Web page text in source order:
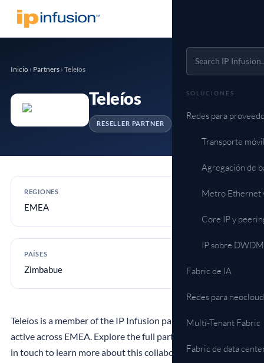
SOLUCIONES
Redes para
Transporte
Agregación de
Metro Ethernet
Core IP y
IP sobre
Fabric de IA
Redes para neocloud
Multi-Tenant Fabric
Fabric de data
Inicio › Partners › Teleíos
Teleíos
RESELLER PARTNER
REGIONES
EMEA
PAÍSES
Zimbabue
Teleíos is a member of the IP Infusion partner ecosystem,
active across EMEA. Explore the full partner directory or get
in touch to learn more about this collaboration.